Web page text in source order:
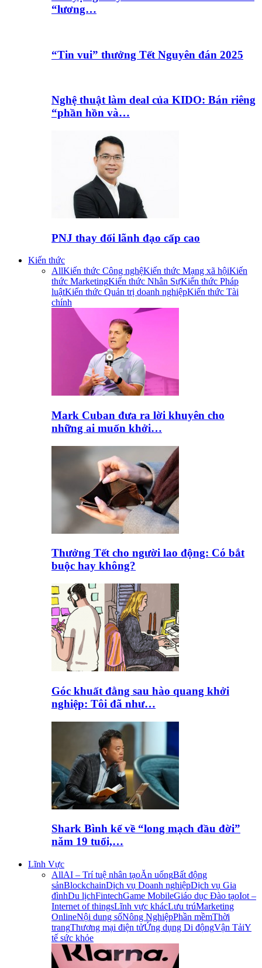
“lương…
“Tin vui” thưởng Tết Nguyên đán 2025
Nghệ thuật làm deal của KIDO: Bán riêng
“phần hồn và…
PNJ thay đổi lãnh đạo cấp cao
Kiến thức
AllKiến thức Công nghệKiến thức Mạng xã hộiKiến
thức MarketingKiến thức Nhân SựKiến thức Pháp
luậtKiến thức Quản trị doanh nghiệpKiến thức Tài
chính
Mark Cuban đưa ra lời khuyên cho
những ai muốn khởi…
Thưởng Tết cho người lao động: Có bắt
buộc hay không?
Góc khuất đằng sau hào quang khởi
nghiệp: Tôi đã như…
Shark Bình kể về “long mạch đầu đời”
năm 19 tuổi,…
Lĩnh Vực
AllAI – Trí tuệ nhân tạoĂn uốngBất động
sảnBlockchainDịch vụ Doanh nghiệpDịch vụ Gia
đìnhDu lịchFintechGame MobileGiáo dục Đào tạoIot –
Internet of thingsLĩnh vực khácLưu trúMarketing
OnlineNội dung sốNông NghiệpPhần mềmThời
trangThương mại điện tửỨng dụng Di độngVận TảiY
tế sức khỏe